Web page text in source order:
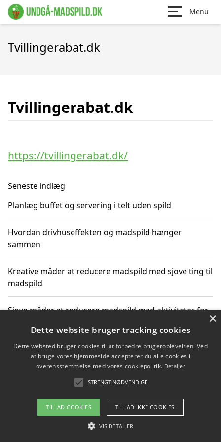
Menu
Tvillingerabat.dk
Tvillingerabat.dk
https://tvillingerabat.dk/
Seneste indlæg
Planlæg buffet og servering i telt uden spild
Hvordan drivhuseffekten og madspild hænger
sammen
Kreative måder at reducere madspild med sjove ting til
madspild
Sjove måder at reducere madspild med aktiviteter for
Hvor finder jeg nemme måltidskasser i Vejle
Om / kontakt
Blog Betingelser
×
Dette website bruger tracking cookies
Dette websted bruger cookies til at forbedre brugeroplevelsen. Ved
at bruge vores hjemmeside accepterer du alle cookies i
overensstemmelse med vores cookiepolitik. Detaljer
STRENGT NØDVENDIGE
TILLAD COOKIES TILLAD IKKE COOKIES
VIS DETALJER